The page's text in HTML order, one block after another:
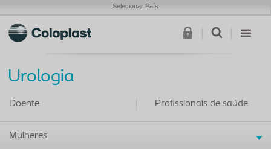
Selecionar País
Urologia
Doente
Mulheres
Profissionais de saúde